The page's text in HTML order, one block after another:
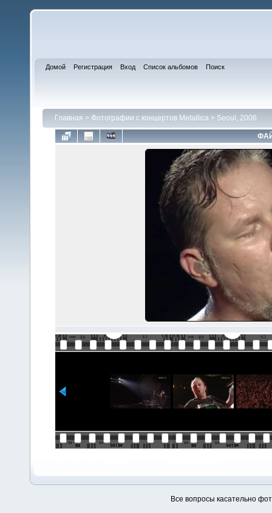
Домой Регистрация Вход Список альбомов Поиск
Главная > Фотографии с концертов Metallica > Seoul, 2006
Все вопросы касательно